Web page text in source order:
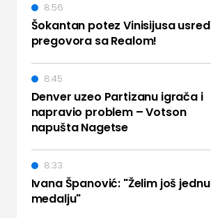
Šokantan potez Vinisijusa usred
pregovora sa Realom!
8:56
Denver uzeo Partizanu igrača i
napravio problem – Votson
napušta Nagetse
8:45
Ivana Španović: "Želim još jednu
medalju"
8:33